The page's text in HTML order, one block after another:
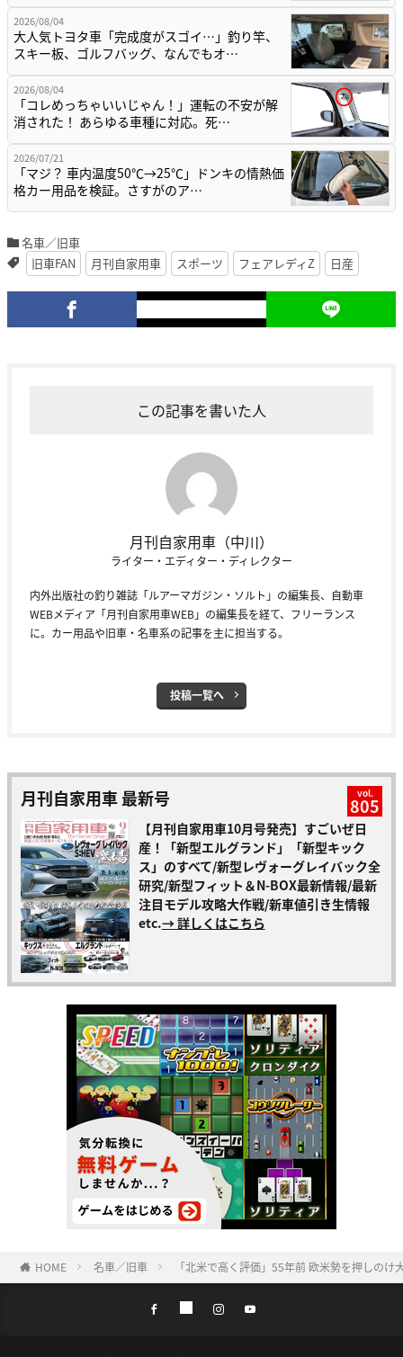
2026/08/04
大人気トヨタ車「完成度がスゴイ…」釣り竿、
スキー板、ゴルフバッグ、なんでもオ…
2026/08/04
「コレめっちゃいいじゃん！」運転の不安が解
消された！ あらゆる車種に対応。死…
2026/07/21
「マジ？ 車内温度50℃→25℃」ドンキの情熱価
格カー用品を検証。さすがのア…
名車／旧車
旧車FAN
月刊自家用車 スポーツ フェアレディZ 日産
この記事を書いた人
月刊自家用車（中川）
ライター・エディター・ディレクター
内外出版社の釣り雑誌「ルアーマガジン・ソルト」の編集長、自動車
WEBメディア「月刊自家用車WEB」の編集長を経て、フリーランス
に。カー用品や旧車・名車系の記事を主に担当する。
投稿一覧へ
月刊自家用車 最新号 vol.
805
【月刊自家用車10月号発売】すごいぜ日
産！「新型エルグランド」「新型キック
ス」のすべて/新型レヴォーグレイバック全
研究/新型フィット＆N-BOX最新情報/最新
注目モデル攻略大作戦/新車値引き生情報
etc.→ 詳しくはこちら
HOME 名車／旧車 「北米で高く評価」55年前 欧米勢を押しの